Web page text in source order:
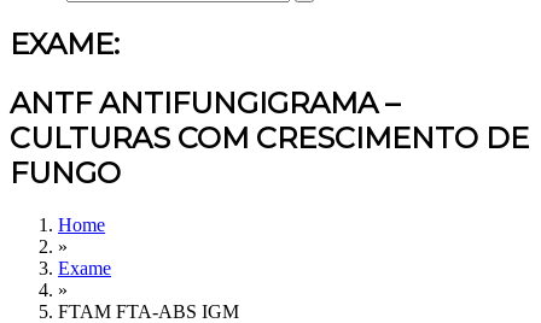
EXAME:
ANTF ANTIFUNGIGRAMA –
CULTURAS COM CRESCIMENTO DE
FUNGO
Home
»
Exame
»
FTAM FTA-ABS IGM